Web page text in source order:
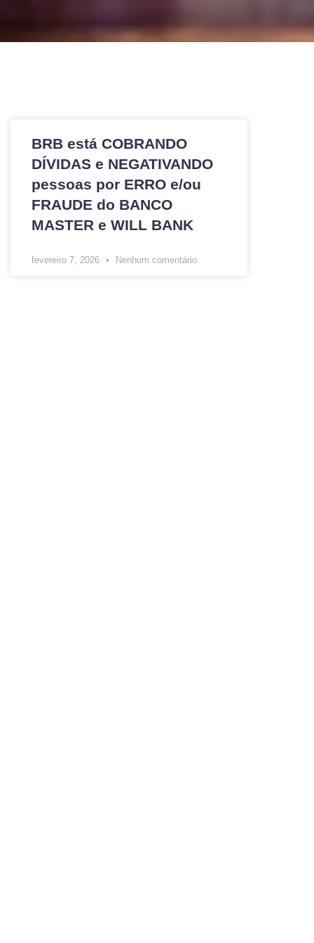
BRB está COBRANDO
DÍVIDAS e NEGATIVANDO
pessoas por ERRO e/ou
FRAUDE do BANCO
MASTER e WILL BANK
fevereiro 7, 2026 Nenhum comentário